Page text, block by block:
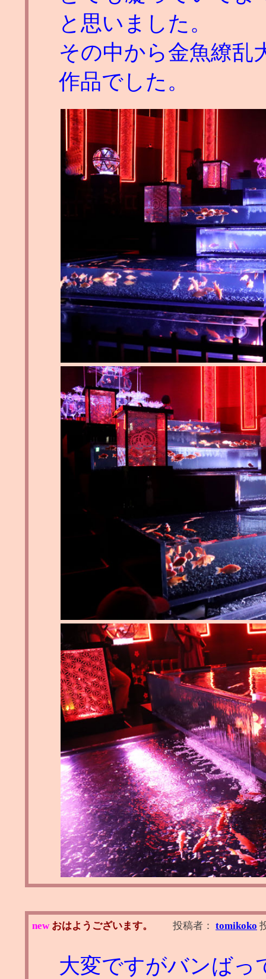
と思いました。
その中から金魚繚乱
作品でした。
new おはようございます。 投稿者： tomikoko
大変ですがバンばっ